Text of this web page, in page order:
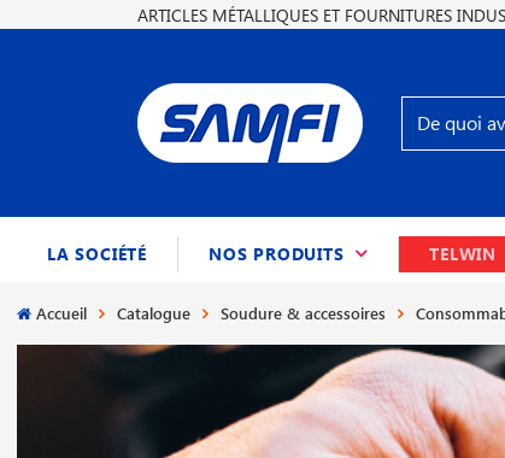
ARTICLES MÉTALLIQUES ET FOURNITURES
LA SOCIÉTÉ NOS PRODUITS (CURRENT)TELWIN
Accueil Catalogue Soudure & accessoires